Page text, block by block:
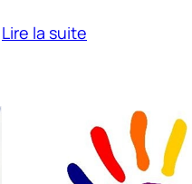
Lire la suite